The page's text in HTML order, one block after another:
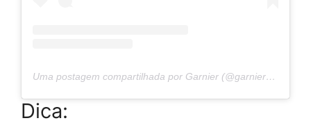
Uma postagem compartilhada por Garnier (@garnier_bg)
Dica: